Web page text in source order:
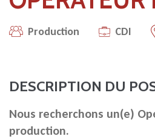
Production CDI
DESCRIPTION DU
Nous recherchons un(e)
production.